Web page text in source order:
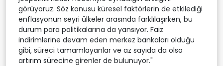
görüyoruz. Söz konusu küresel faktörlerin de etkilediği
enflasyonun seyri ülkeler arasında farklılaşırken, bu
durum para politikalarına da yansıyor. Faiz
indirimlerine devam eden merkez bankaları olduğu
gibi, süreci tamamlayanlar ve az sayıda da olsa
artırım sürecine girenler de bulunuyor."